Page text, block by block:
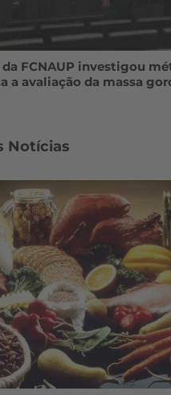
FCNAUP investigou
a avaliação da massa
Notícias